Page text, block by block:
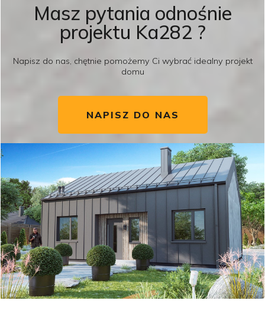
Masz pytania odnośnie
projektu Ka282 ?
Napisz do nas, chętnie pomożemy Ci wybrać idealny projekt
domu
NAPISZ DO NAS